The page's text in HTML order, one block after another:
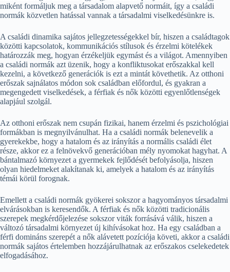
miként formáljuk meg a társadalom alapvető normáit, így a családi
normák közvetlen hatással vannak a társadalmi viselkedésünkre is.
A családi dinamika sajátos jellegzetességekkel bír, hiszen a családtagok
közötti kapcsolatok, kommunikációs stílusok és érzelmi kötelékek
határozzák meg, hogyan érzékeljük egymást és a világot. Amennyiben
a családi normák azt üzenik, hogy a konfliktusokat erőszakkal kell
kezelni, a következő generációk is ezt a mintát követhetik. Az otthoni
erőszak sajnálatos módon sok családban előfordul, és gyakran a
megengedett viselkedések, a férfiak és nők közötti egyenlőtlenségek
alapjául szolgál.
Az otthoni erőszak nem csupán fizikai, hanem érzelmi és pszichológiai
formákban is megnyilvánulhat. Ha a családi normák belenevelik a
gyerekekbe, hogy a hatalom és az irányítás a normális családi élet
része, akkor ez a felnövekvő generációban mély nyomokat hagyhat. A
bántalmazó környezet a gyermekek fejlődését befolyásolja, hiszen
olyan hiedelmeket alakítanak ki, amelyek a hatalom és az irányítás
témái körül forognak.
Emellett a családi normák gyökerei sokszor a hagyományos társadalmi
elvárásokban is keresendők. A férfiak és nők közötti tradicionális
szerepek megkérdőjelezése sokszor viták forrásává válik, hiszen a
változó társadalmi környezet új kihívásokat hoz. Ha egy családban a
férfi domináns szerepét a nők alávetett pozíciója követi, akkor a családi
normák sajátos értelemben hozzájárulhatnak az erőszakos cselekedetek
elfogadásához.